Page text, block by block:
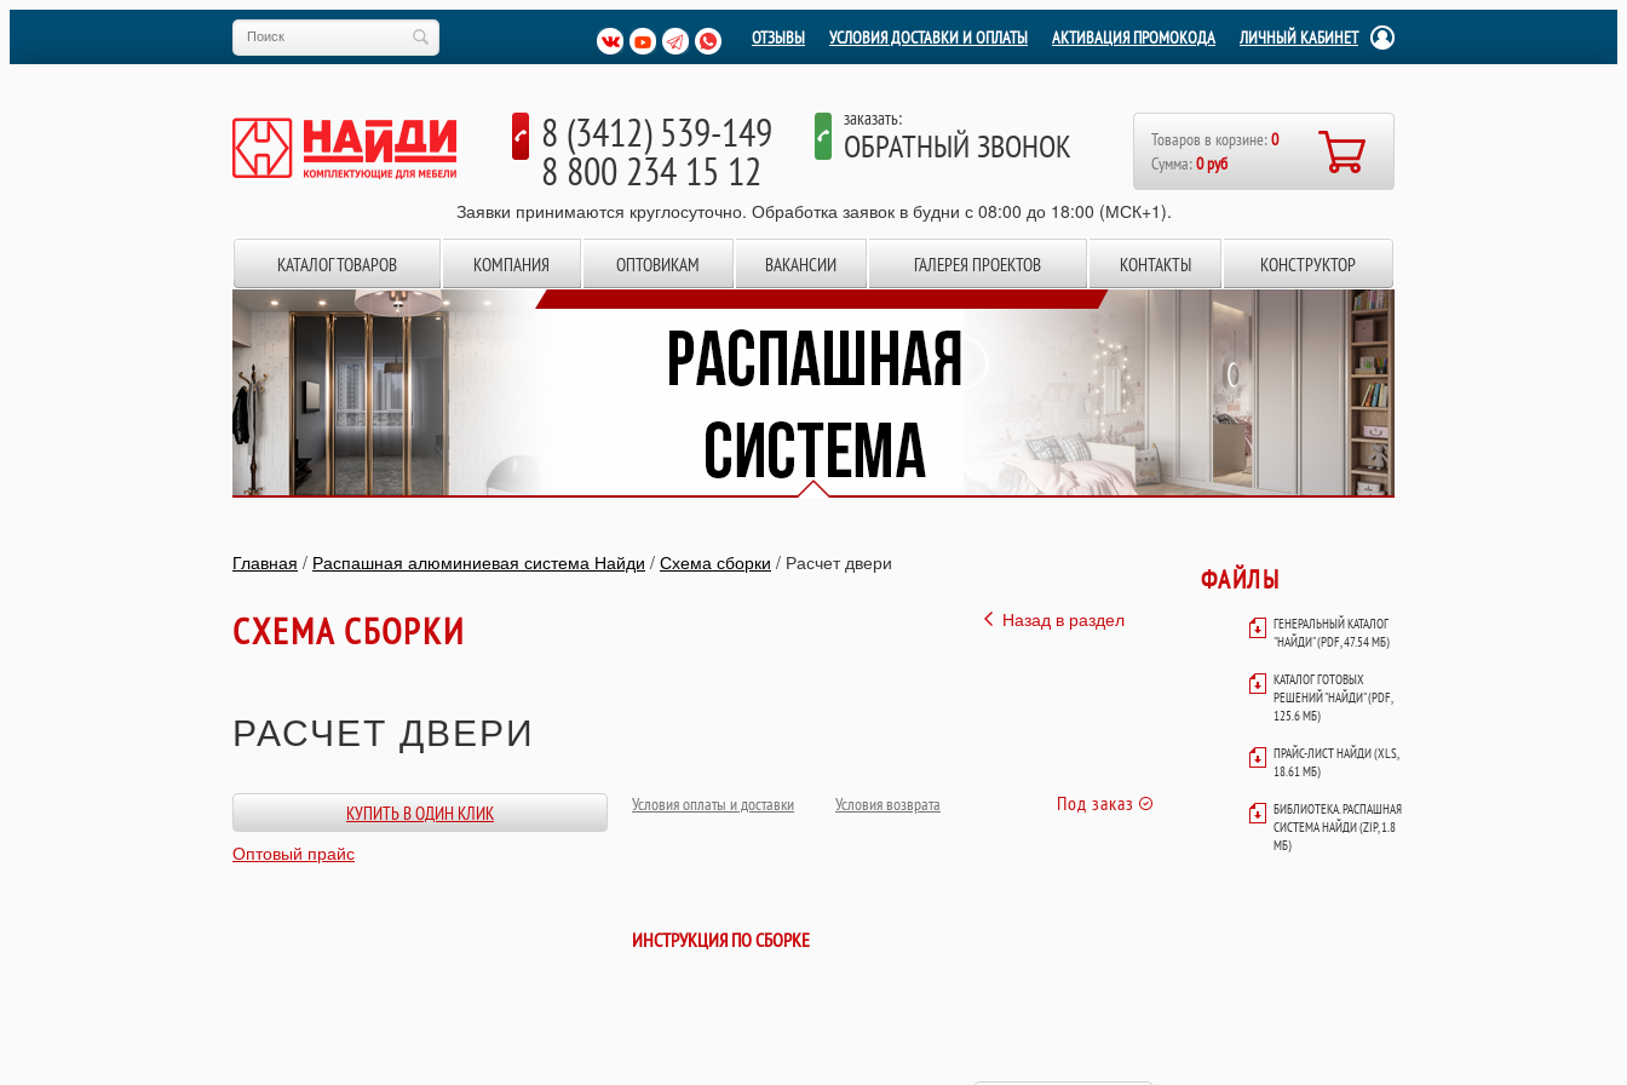
ЛИЧНЫЙ КАБИНЕТ
АКТИВАЦИЯ ПРОМОКОДА
УСЛОВИЯ ДОСТАВКИ И ОПЛАТЫ
ОТЗЫВЫ
8 (3412) 539-149
8 800 234 15 12
заказать:
ОБРАТНЫЙ ЗВОНОК Товаров в корзине:0
Сумма:0 руб
Заявки принимаются круглосуточно. Обработка заявок в будни с 08:00 до 18:00 (МСК+1).
КАТАЛОГ ТОВАРОВ КОМПАНИЯ ОПТОВИКАМ ВАКАНСИИ ГАЛЕРЕЯ ПРОЕКТОВ КОНТАКТЫ КОНСТРУКТОР
Главная / Распашная алюминиевая система Найди / Схема сборки / Расчет двери
СХЕМА СБОРКИ Назад в раздел
РАСЧЕТ ДВЕРИ
КУПИТЬ В ОДИН КЛИК
Оптовый прайс
Под заказ
Условия оплаты и доставки Условия возврата
ИНСТРУКЦИЯ ПО СБОРКЕ
ФАЙЛЫ
ГЕНЕРАЛЬНЫЙ КАТАЛОГ
"НАЙДИ" (PDF, 47.54 МБ)
КАТАЛОГ ГОТОВЫХ
РЕШЕНИЙ "НАЙДИ" (PDF,
125.6 МБ)
ПРАЙС-ЛИСТ НАЙДИ (XLS,
18.61 МБ)
БИБЛИОТЕКА. РАСПАШНАЯ
СИСТЕМА НАЙДИ (ZIP, 1.8
МБ)